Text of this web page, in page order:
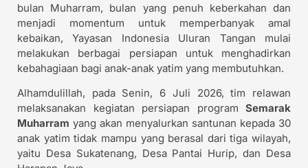
bulan Muharram, bulan yang penuh keberkahan dan
menjadi momentum untuk memperbanyak amal
kebaikan, Yayasan Indonesia Uluran Tangan mulai
melakukan berbagai persiapan untuk menghadirkan
kebahagiaan bagi anak-anak yatim yang membutuhkan.
Alhamdulillah, pada Senin, 6 Juli 2026, tim relawan
melaksanakan kegiatan persiapan program Semarak
Muharram yang akan menyalurkan santunan kepada 30
anak yatim tidak mampu yang berasal dari tiga wilayah,
yaitu Desa Sukatenang, Desa Pantai Hurip, dan Desa